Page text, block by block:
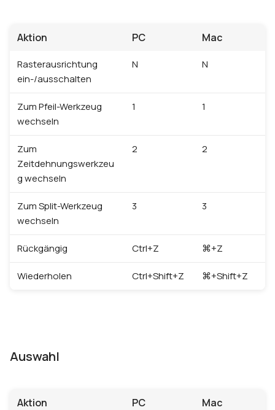
Aktion PC Mac
Rasterausrichtung
ein-/ausschalten
N N
Zum Pfeil-Werkzeug
wechseln
1 1
Zum
Zeitdehnungswerkzeu
g wechseln
2 2
Zum Split-Werkzeug
wechseln
3 3
Rückgängig Ctrl+Z ⌘+Z
Wiederholen Ctrl+Shift+Z ⌘+Shift+Z
Auswahl
Aktion PC Mac